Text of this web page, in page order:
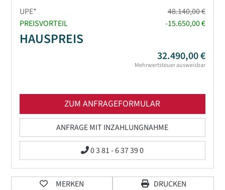
UPE*
48.140,00 €
PREISVORTEIL
-15.650,00 €
HAUSPREIS
32.490,00 €
Mehrwertsteuer ausweisbar
ZUM ANFRAGEFORMULAR
ANFRAGE MIT INZAHLUNGNAHME
0 3 81 - 6 37 39 0
MERKEN DRUCKEN